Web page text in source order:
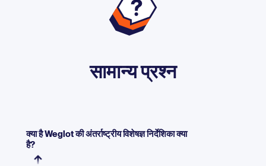
सामान्य प्रश्न
क्या है Weglot की अंतर्राष्ट्रीय विशेषज्ञ निर्देशिका क्या
है?